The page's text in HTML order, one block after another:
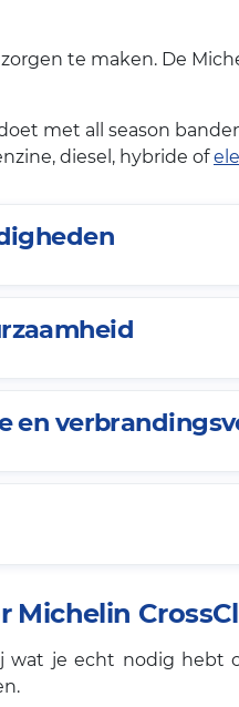
te maken. De
met all season
diesel, hybride of
en
Michelin
je echt nodig hebt